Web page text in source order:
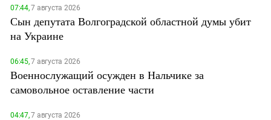
07:44,7 августа 2026
Сын депутата Волгоградской областной думы убит
на Украине
06:45,7 августа 2026
Военнослужащий осужден в Нальчике за
самовольное оставление части
04:47,7 августа 2026